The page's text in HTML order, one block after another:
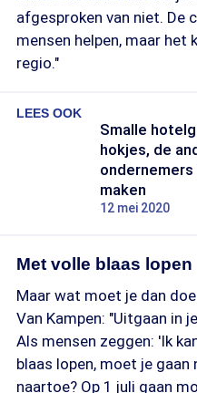
afgesproken van niet. De
mensen helpen, maar het
regio."
LEES OOK
Smalle
hokjes, de
maken
12 mei 2020
Met volle blaas lopen
Maar wat moet je dan
Van Kampen: "Uitgaan in
Als mensen zeggen: 'Ik
blaas lopen, moet je gaan
naartoe? Op 1 juli gaan